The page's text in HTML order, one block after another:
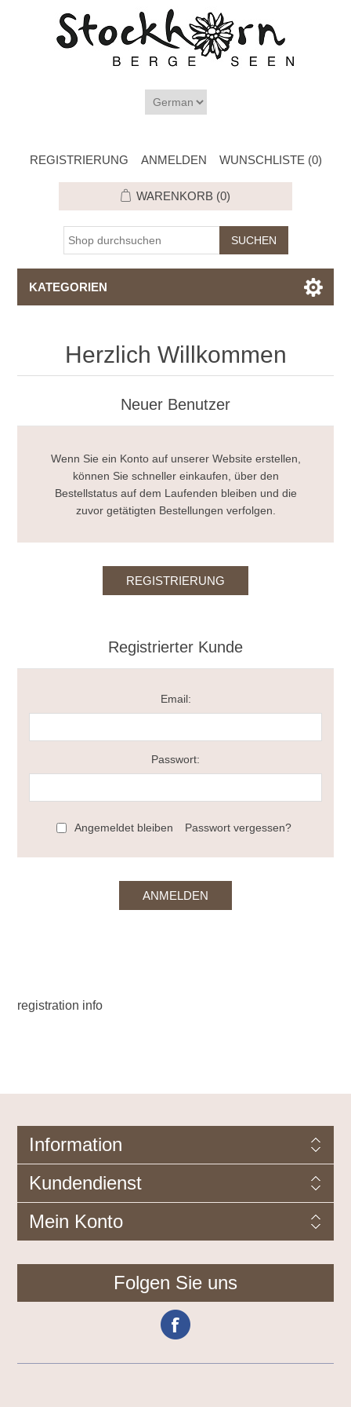
REGISTRIERUNG ANMELDEN WUNSCHLISTE (0)
WARENKORB (0)
KATEGORIEN
Herzlich Willkommen
Neuer Benutzer
Wenn Sie ein Konto auf unserer Website erstellen,
können Sie schneller einkaufen, über den
Bestellstatus auf dem Laufenden bleiben und die
zuvor getätigten Bestellungen verfolgen.
Registrierter Kunde
Email:
Passwort:
Angemeldet bleiben Passwort vergessen?
registration info
Information
Kundendienst
Mein Konto
Folgen Sie uns